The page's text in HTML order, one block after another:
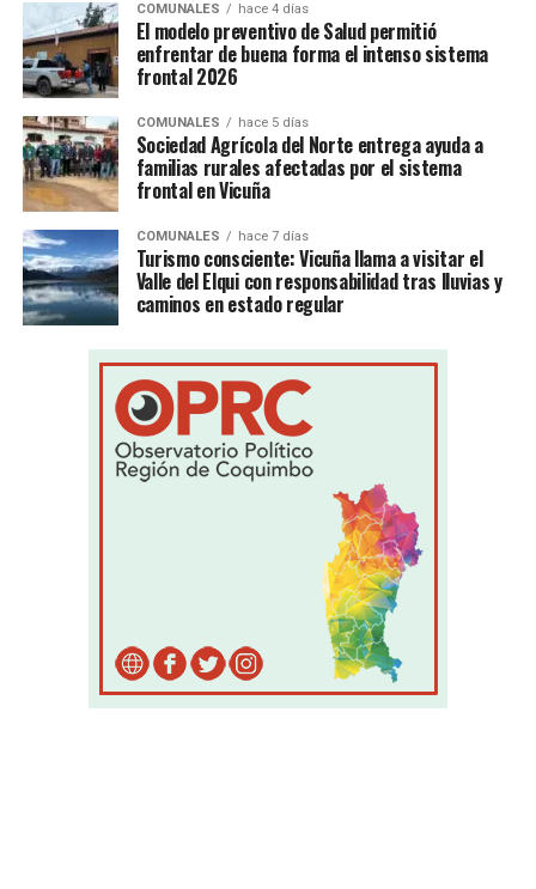
COMUNALES hace 4 días
El modelo preventivo de Salud permitió
enfrentar de buena forma el intenso sistema
frontal 2026
COMUNALES hace 5 días
Sociedad Agrícola del Norte entrega ayuda a
familias rurales afectadas por el sistema
frontal en Vicuña
COMUNALES hace 7 días
Turismo consciente: Vicuña llama a visitar el
Valle del Elqui con responsabilidad tras lluvias y
caminos en estado regular